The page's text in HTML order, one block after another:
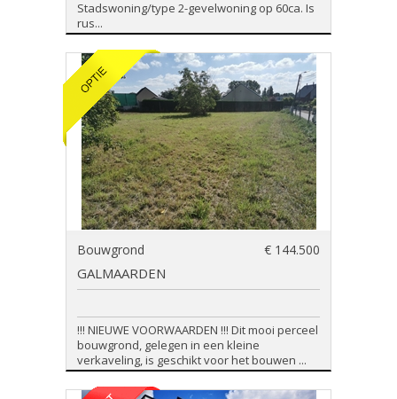
Stadswoning/type 2-gevelwoning op 60ca. Is
rus...
Bouwgrond € 144.500
GALMAARDEN
!!! NIEUWE VOORWAARDEN !!! Dit mooi perceel
bouwgrond, gelegen in een kleine
verkaveling, is geschikt voor het bouwen ...